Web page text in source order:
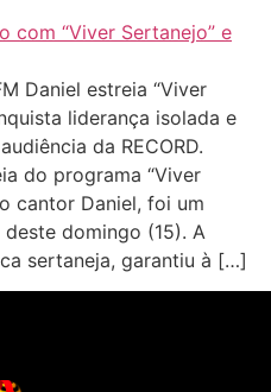
Daniel estreia “Viver
liderança isolada e
da RECORD.
do programa “Viver
cantor Daniel, foi um
domingo (15). A
sertaneja, garantiu à […]